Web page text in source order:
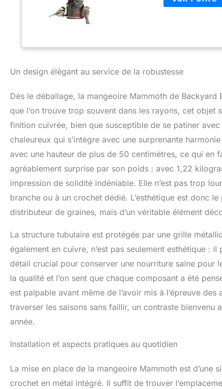
Un design élégant au service de la robustesse
Dès le déballage, la mangeoire Mammoth de
que l’on trouve trop souvent dans les rayons, cet
finition cuivrée, bien que susceptible de se patiner
chaleureux qui s’intègre avec une surprenante
avec une hauteur de plus de 50 centimètres, ce qui en
agréablement surprise par son poids : avec 1,22
impression de solidité indéniable. Elle n’est pas trop
branche ou à un crochet dédié. L’esthétique est donc
distributeur de graines, mais d’un véritable élément
La structure tubulaire est protégée par une grille
également en cuivre, n’est pas seulement esthétique :
détail crucial pour conserver une nourriture saine pour
la qualité et l’on sent que chaque composant a été
est palpable avant même de l’avoir mis à l’épreuve
traverser les saisons sans faillir, un contraste bienvenu
année.
Installation et aspects pratiques au quotidien
La mise en place de la mangeoire Mammoth est d’une
crochet en métal intégré. Il suffit de trouver